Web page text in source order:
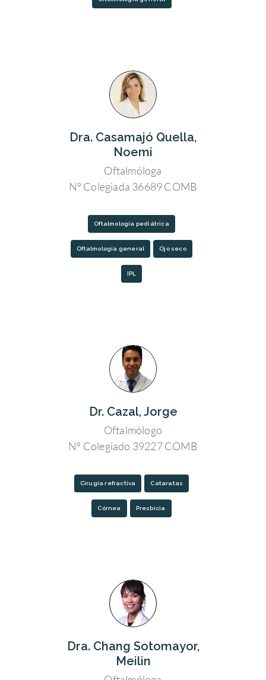
Dra. Casamajó Quella,
Noemi
Oftalmóloga
Nº Colegiada 36689 COMB
Oftalmología pediátrica
Oftalmología general Ojo seco
IPL
Dr. Cazal, Jorge
Oftalmólogo
Nº Colegiado 39227 COMB
Cirugía refractiva Cataratas
Córnea Presbicia
Dra. Chang Sotomayor,
Meilin